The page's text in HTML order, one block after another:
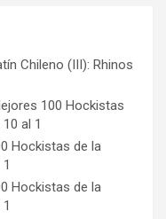
Chileno (III): Rhinos
100 Hockistas
al 1
Hockistas de la
Hockistas de la